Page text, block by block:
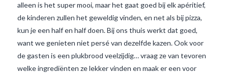
alleen is het super mooi, maar het gaat goed bij elk apéritief,
de kinderen zullen het geweldig vinden, en net als bij pizza,
kun je een half en half doen. Bij ons thuis werkt dat goed,
want we genieten niet persé van dezelfde kazen. Ook voor
de gasten is een plukbrood veelzijdig… vraag ze van tevoren
welke ingrediënten ze lekker vinden en maak er een voor